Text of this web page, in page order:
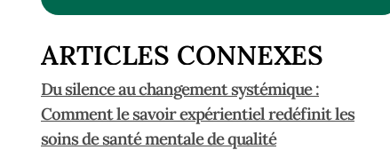
ARTICLES CONNEXES
Du silence au changement systémique :
Comment le savoir expérientiel redéfinit les
soins de santé mentale de qualité